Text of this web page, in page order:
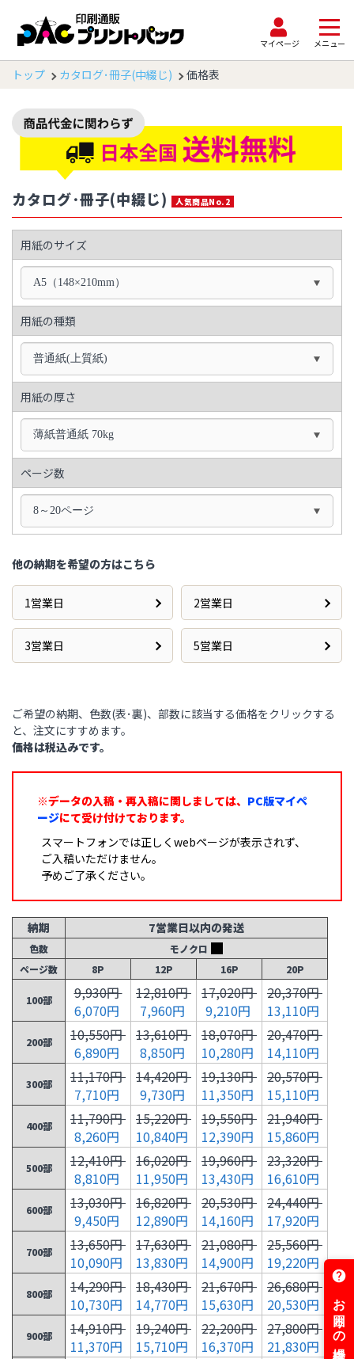
マイページ メニュー
トップ カタログ･冊子(中綴じ) 価格表
カタログ･冊子(中綴じ) 人気商品No.2
用紙のサイズ
A5（148×210mm）
用紙の種類
普通紙(上質紙)
用紙の厚さ
薄紙普通紙 70kg
ページ数
8～20ページ
他の納期を希望の方はこちら
1営業日 2営業日
3営業日 5営業日
ご希望の納期、色数(表･裏)、部数に該当する価格をクリックする
と、注文にすすめます。
価格は税込みです。
※データの入稿・再入稿に関しましては、 PC版マイペ
ージにて受け付けております。
スマートフォンでは正しくwebページが表示されず、
ご入稿いただけません。
予めご了承ください。
納期 7営業日以内の発送
色数
モノクロ
ページ数
8P 12P 16P 20P
100部
9,930円
6,070円
12,810円
7,960円
17,020円
9,210円
20,370円
13,110円
200部
10,550円
6,890円
13,610円
8,850円
18,070円
10,280円
20,470円
14,110円
300部
11,170円
7,710円
14,420円
9,730円
19,130円
11,350円
20,570円
15,110円
400部
11,790円
8,260円
15,220円
10,840円
19,550円
12,390円
21,940円
15,860円
500部
12,410円
8,810円
16,020円
11,950円
19,960円
13,430円
23,320円
16,610円
600部
13,030円
9,450円
16,820円
12,890円
20,530円
14,160円
24,440円
17,920円
700部
13,650円
10,090円
17,630円
13,830円
21,080円
14,900円
25,560円
19,220円
800部
14,290円
10,730円
18,430円
14,770円
21,670円
15,630円
26,680円
20,530円
900部
14,910円
11,370円
19,240円
15,710円
22,200円
16,370円
27,800円
21,830円